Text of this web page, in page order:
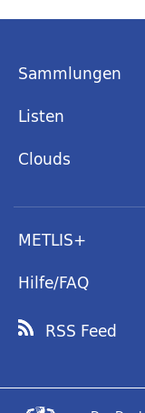
Sammlungen
Listen
Clouds
METLIS+
Hilfe/FAQ
RSS Feed